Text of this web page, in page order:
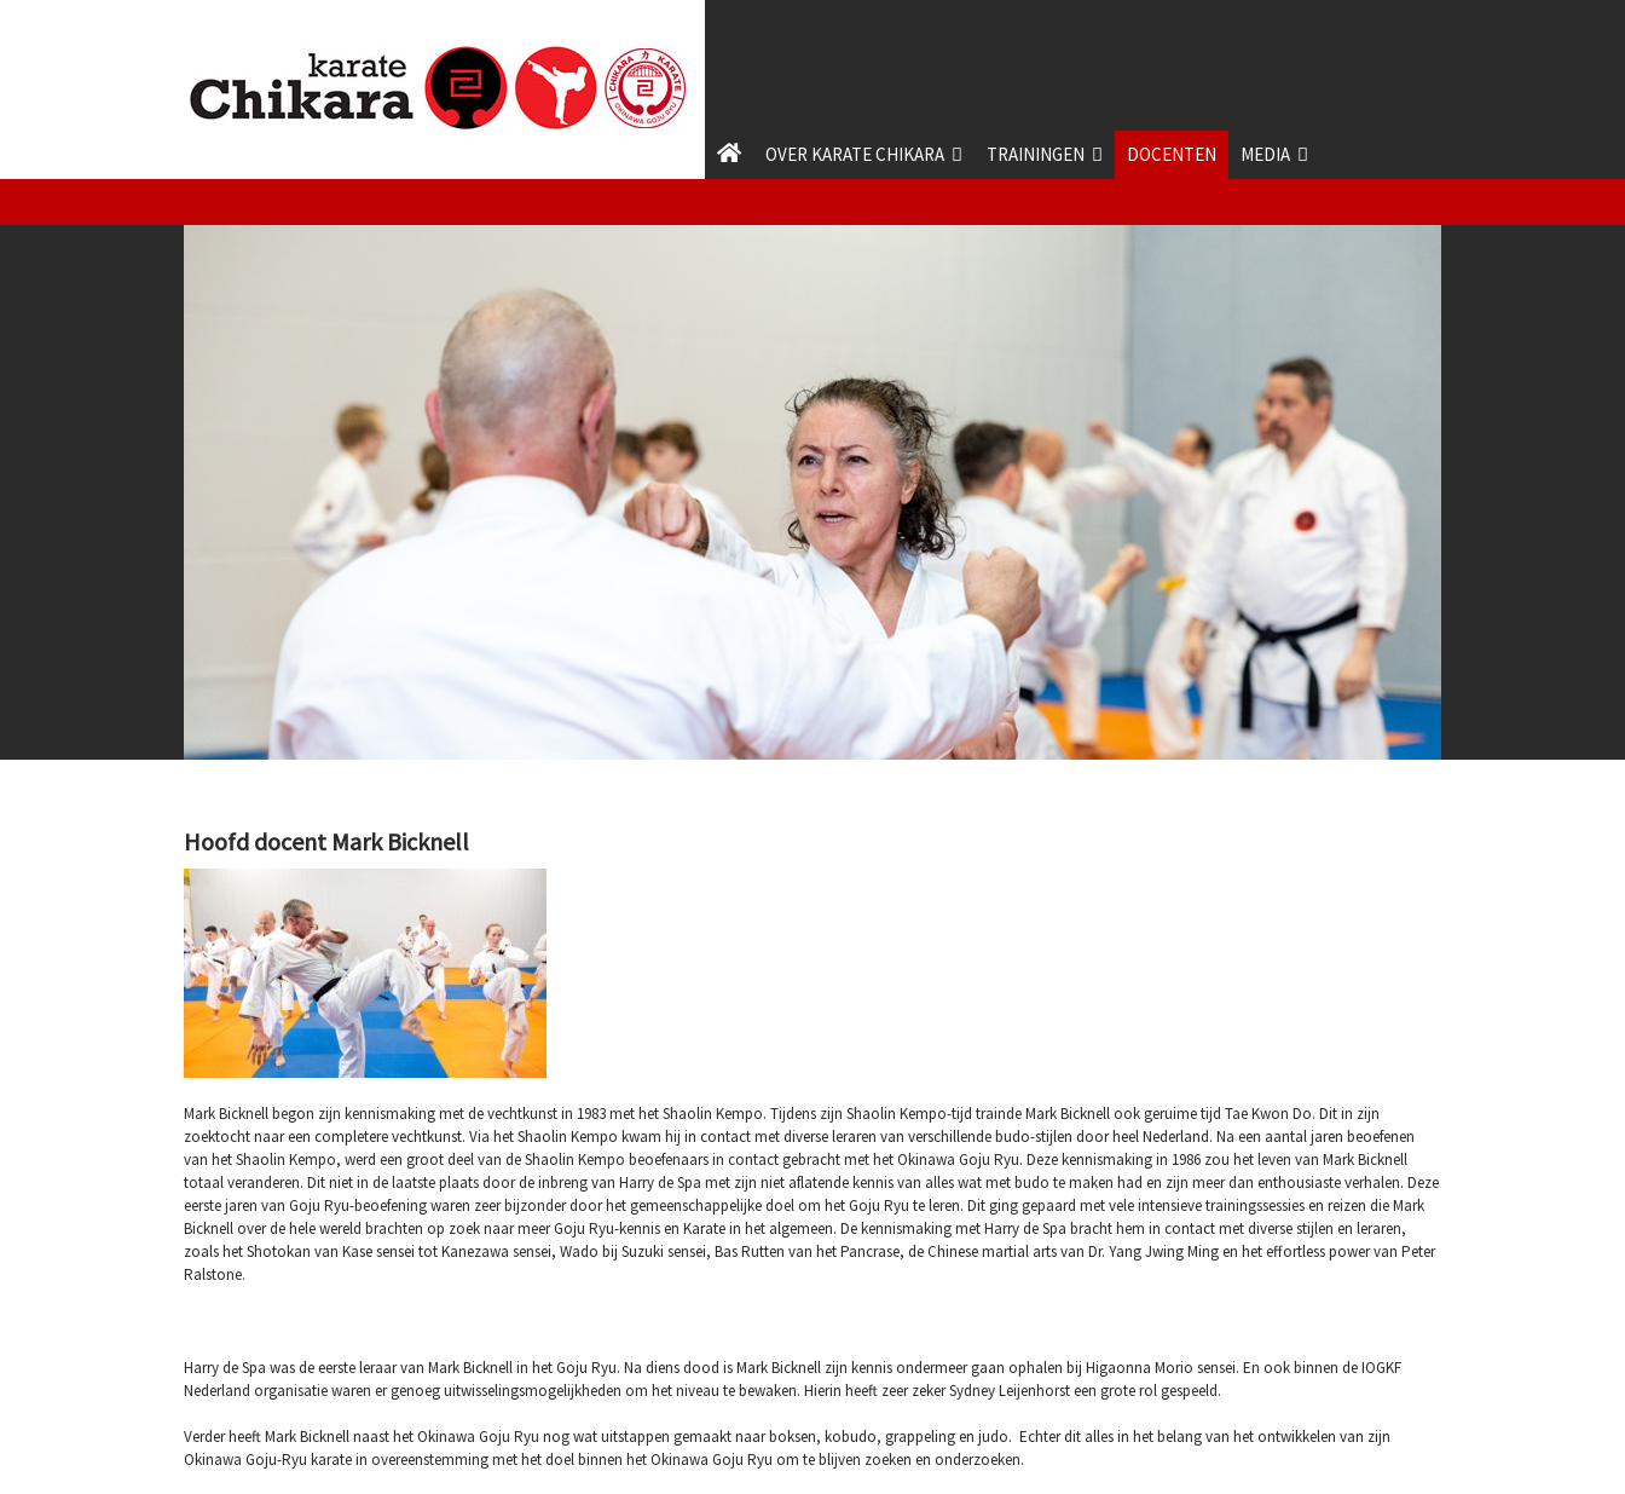
OVER KARATE CHIKARA TRAININGEN DOCENTEN MEDIA
Hoofd docent Mark Bicknell
Mark Bicknell begon zijn kennismaking met de vechtkunst in 1983 met het Shaolin Kempo. Tijdens zijn Shaolin Kempo-tijd trainde Mark Bicknell ook geruime tijd Tae Kwon Do. Dit in zijn
zoektocht naar een completere vechtkunst. Via het Shaolin Kempo kwam hij in contact met diverse leraren van verschillende budo-stijlen door heel Nederland. Na een aantal jaren beoefenen
van het Shaolin Kempo, werd een groot deel van de Shaolin Kempo beoefenaars in contact gebracht met het Okinawa Goju Ryu. Deze kennismaking in 1986 zou het leven van Mark Bicknell
totaal veranderen. Dit niet in de laatste plaats door de inbreng van Harry de Spa met zijn niet aflatende kennis van alles wat met budo te maken had en zijn meer dan enthousiaste verhalen. Deze
eerste jaren van Goju Ryu-beoefening waren zeer bijzonder door het gemeenschappelijke doel om het Goju Ryu te leren. Dit ging gepaard met vele intensieve trainingssessies en reizen die Mark
Bicknell over de hele wereld brachten op zoek naar meer Goju Ryu-kennis en Karate in het algemeen. De kennismaking met Harry de Spa bracht hem in contact met diverse stijlen en leraren,
zoals het Shotokan van Kase sensei tot Kanezawa sensei, Wado bij Suzuki sensei, Bas Rutten van het Pancrase, de Chinese martial arts van Dr. Yang Jwing Ming en het effortless power van Peter
Ralstone.
Harry de Spa was de eerste leraar van Mark Bicknell in het Goju Ryu. Na diens dood is Mark Bicknell zijn kennis ondermeer gaan ophalen bij Higaonna Morio sensei. En ook binnen de IOGKF
Nederland organisatie waren er genoeg uitwisselingsmogelijkheden om het niveau te bewaken. Hierin heeft zeer zeker Sydney Leijenhorst een grote rol gespeeld.
Verder heeft Mark Bicknell naast het Okinawa Goju Ryu nog wat uitstappen gemaakt naar boksen, kobudo, grappeling en judo. Echter dit alles in het belang van het ontwikkelen van zijn
Okinawa Goju-Ryu karate in overeenstemming met het doel binnen het Okinawa Goju Ryu om te blijven zoeken en onderzoeken.